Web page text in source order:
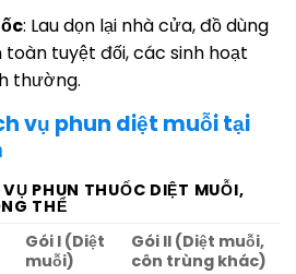
: Lau dọn lại nhà cửa, đồ dùng
tuyệt đối, các sinh hoạt
thường.
vụ phun diệt muỗi tại
PHUN THUỐC DIỆT MUỖI,
THỂ
Gói I (Diệt
muỗi)
Gói II (Diệt muỗi,
côn trùng khác)